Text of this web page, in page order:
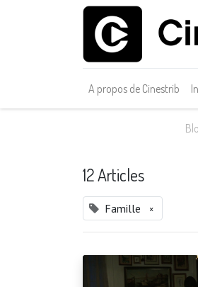
A propos de Cinestrib
12 Articles
Famille ×